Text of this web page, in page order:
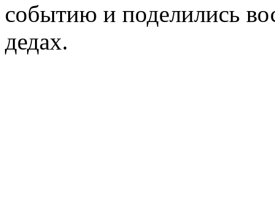
событию и поделились
дедах.